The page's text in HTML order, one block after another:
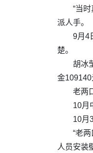
“当
派人手。
9月4
楚。
胡冰
金109140
老两
10月
10月
“老
人员安装